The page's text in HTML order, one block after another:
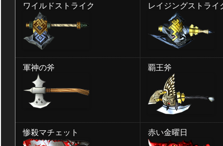
ワイルドストライク レイジングストライ
軍神の斧 覇王斧
惨殺マチェット 赤い金曜日